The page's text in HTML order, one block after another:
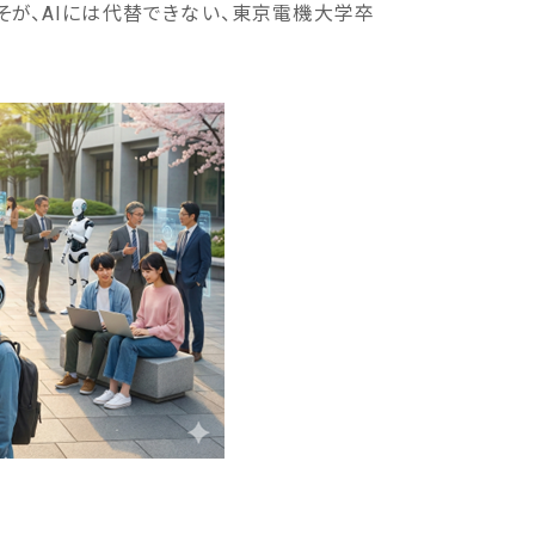
が、AIには代替できない、東京電機大学卒